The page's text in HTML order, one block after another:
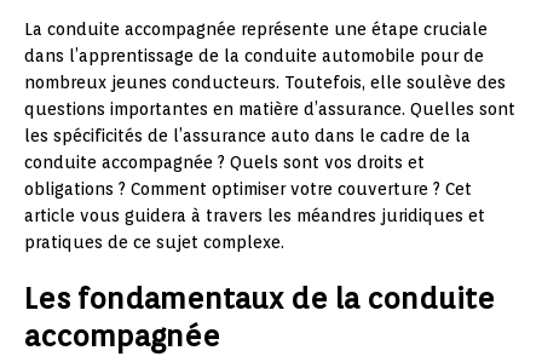
La conduite accompagnée représente une étape cruciale
dans l’apprentissage de la conduite automobile pour de
nombreux jeunes conducteurs. Toutefois, elle soulève des
questions importantes en matière d’assurance. Quelles sont
les spécificités de l’assurance auto dans le cadre de la
conduite accompagnée ? Quels sont vos droits et
obligations ? Comment optimiser votre couverture ? Cet
article vous guidera à travers les méandres juridiques et
pratiques de ce sujet complexe.
Les fondamentaux de la conduite
accompagnée